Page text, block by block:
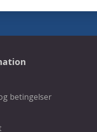
betingelser